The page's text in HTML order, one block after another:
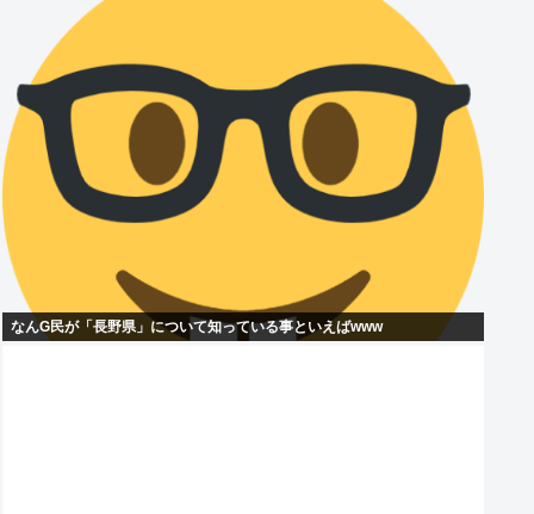
なんG民が「長野県」について知っている事といえばwww